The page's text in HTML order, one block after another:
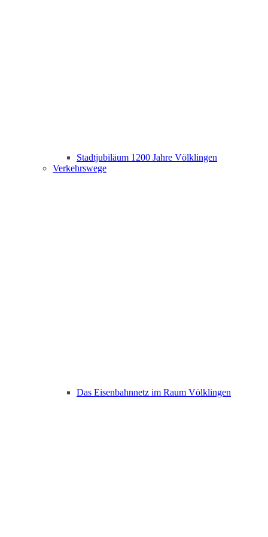
Stadtjubiläum 1200 Jahre Völklingen
Verkehrswege
Das Eisenbahnnetz im Raum Völklingen